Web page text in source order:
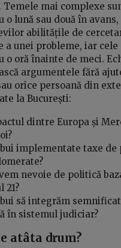
Temele mai complexe
o lună sau două în
abilitățile de
a unei probleme, iar
o oră înainte de meci.
argumentele fără
orice persoană din
la București:
dintre Europa și
implementate taxe de
nevoie de politică
21?
să integrăm
în sistemul judiciar?
atâta drum?